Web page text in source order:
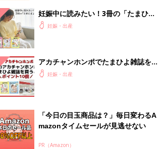
妊娠中に読みたい！3冊の「たまひ
よ」妊娠・出産
アカチャンホンポでたまひよ雑誌を買
うとポイント10倍【期間限定】
妊娠・出産
「今日の目玉商品は？」毎日変わるA
mazonタイムセールが見逃せない
PR（Amazon）